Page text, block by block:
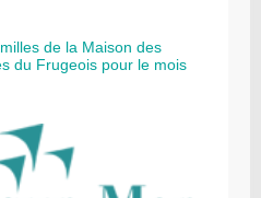
de la Maison des
du Frugeois pour le mois